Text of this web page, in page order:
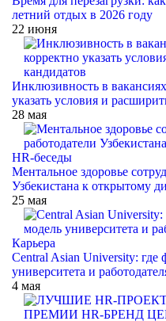
летний отдых в 2026 году
22 июня
Инклюзивность в
указать условия и
28 мая
HR-беседы
Ментальное здоровье
Узбекистана к открытому
25 мая
Карьера
Central Asian University: где
университета и
4 мая